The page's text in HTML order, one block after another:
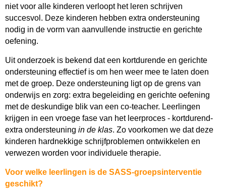
niet voor alle kinderen verloopt het leren schrijven
succesvol. Deze kinderen hebben extra ondersteuning
nodig in de vorm van aanvullende instructie en gerichte
oefening.
Uit onderzoek is bekend dat een kortdurende en gerichte
ondersteuning effectief is om hen weer mee te laten doen
met de groep. Deze ondersteuning ligt op de grens van
onderwijs en zorg: extra begeleiding en gerichte oefening
met de deskundige blik van een co-teacher. Leerlingen
krijgen in een vroege fase van het leerproces - kortdurend-
extra ondersteuning in de klas. Zo voorkomen we dat deze
kinderen hardnekkige schrijfproblemen ontwikkelen en
verwezen worden voor individuele therapie.
Voor welke leerlingen is de SASS-groepsinterventie
geschikt?